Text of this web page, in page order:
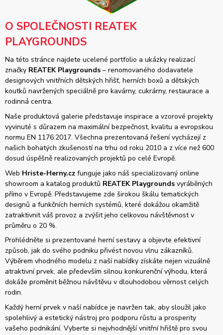
O SPOLEČNOSTI REATEK
PLAYGROUNDS
Na této stránce najdete ucelené portfolio a ukázky realizací
značky REATEK Playgrounds – renomovaného dodavatele
designových vnitřních dětských hřišť, herních boxů a dětských
koutků navržených speciálně pro kavárny, cukrárny, restaurace a
rodinná centra.
Naše produktová galerie představuje inspirace a vzorové projekty
vyvinuté s důrazem na maximální bezpečnost, kvalitu a evropskou
normu EN 1176:2017. Všechna prezentovaná řešení vycházejí z
našich bohatých zkušeností na trhu od roku 2010 a z více než 600
dosud úspěšně realizovaných projektů po celé Evropě.
Web Hriste-Herny.cz funguje jako náš specializovaný online
showroom a katalog produktů REATEK Playgrounds vyráběných
přímo v Evropě. Představujeme zde širokou škálu tematických
designů a funkčních herních systémů, které dokážou okamžitě
zatraktivnit váš provoz a zvýšit jeho celkovou návštěvnost v
průměru o 20 %.
Prohlédněte si prezentované herní sestavy a objevte efektivní
způsob, jak do svého podniku přivést novou vlnu zákazníků.
Výběrem vhodného modelu z naší nabídky získáte nejen vizuálně
atraktivní prvek, ale především silnou konkurenční výhodu, která
dokáže proměnit běžnou návštěvu v dlouhodobou věrnost celých
rodin.
Každý herní prvek v naší nabídce je navržen tak, aby sloužil jako
spolehlivý a estetický nástroj pro podporu růstu a prosperity
vašeho podnikání. Vyberte si nejvhodnější vnitřní hřiště pro svou